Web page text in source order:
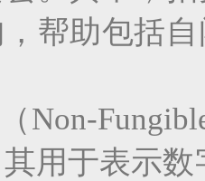
帮助包括
（Non-
用于表示